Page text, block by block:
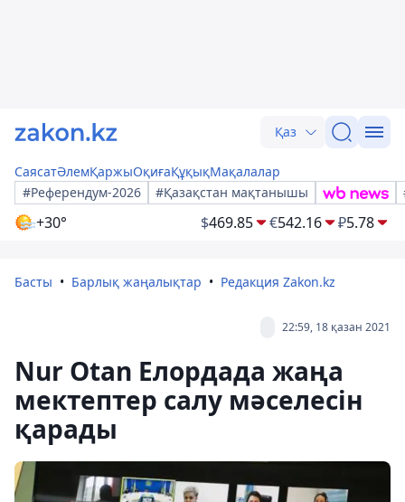
Қаз
СаясатӘлемҚаржыОқиғаҚұқықМақалалар
#Референдум-2026
#Қазақстан мақтанышы
+30° $469.85 €542.16 ₽5.78
Басты Барлық жаңалықтар Редакция Zakon.kz
22:59, 18 қазан 2021
Nur Otan Елордада жаңа
мектептер салу мәселесін
қарады